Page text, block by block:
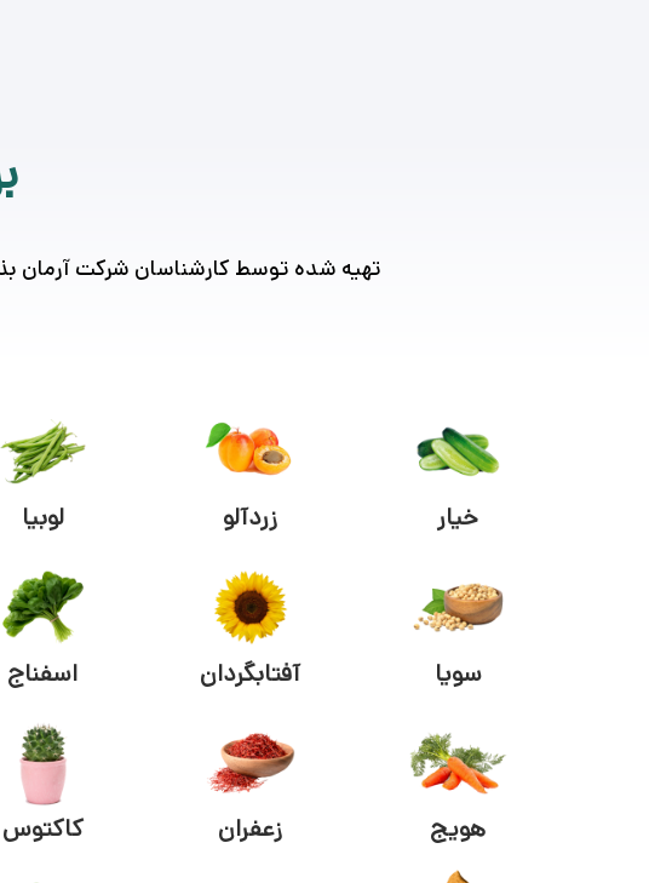
تهیه شده توسط کارشناسان شرکت آرمان
خیار زردآلو لوبیا
سویا آفتابگردان اسفناج
هویج زعفران کاکتوس